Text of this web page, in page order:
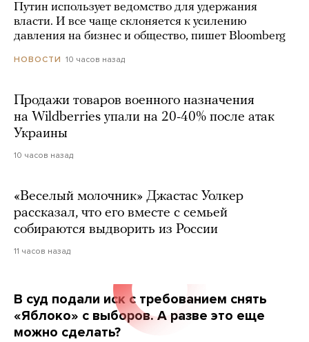
Путин использует ведомство для удержания
власти. И все чаще склоняется к усилению
давления на бизнес и общество, пишет Bloomberg
НОВОСТИ 10 часов назад
Продажи товаров военного назначения
на Wildberries упали на 20-40% после атак
Украины
10 часов назад
«Веселый молочник» Джастас Уолкер
рассказал, что его вместе с семьей
собираются выдворить из России
11 часов назад
В суд подали иск с требованием снять
«Яблоко» с выборов. А разве это еще
можно сделать?